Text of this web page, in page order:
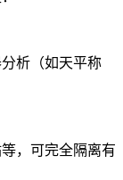
析（如天平称
，可完全隔离有